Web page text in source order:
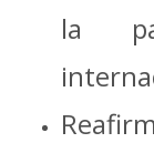
la